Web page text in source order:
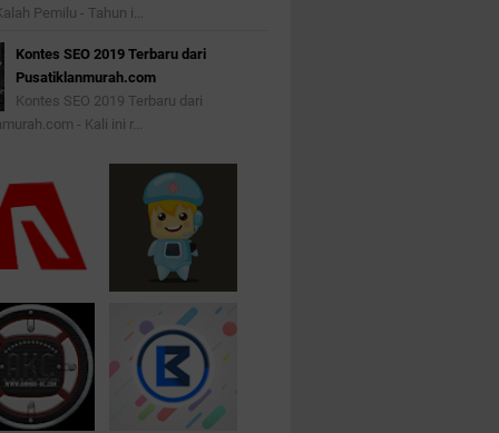
Pemilu - Tahun i...
Kontes SEO 2019 Terbaru dari
Pusatiklanmurah.com
Kontes SEO 2019 Terbaru dari
- Kali ini r...